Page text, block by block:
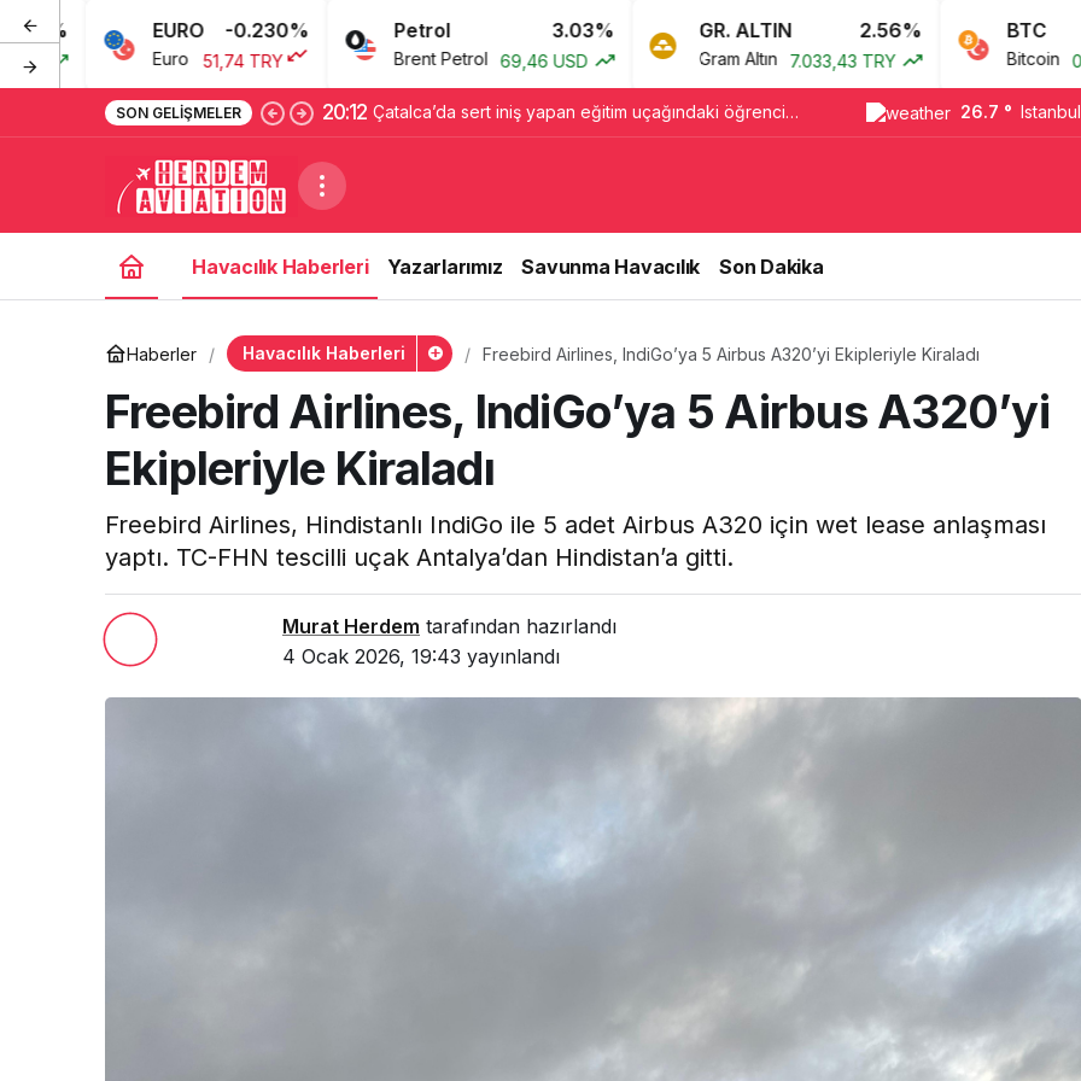
EURO -0.230%
Euro 51,74 TRY
Petrol 3.03%
Brent Petrol 69,46 USD
GR. ALTIN 2.56%
Gram Altın 7.033,43 TRY
BTC 0%
Bitcoin 0,00 TRY
SON GELIŞMELER 20:12 Çatalca’da sert iniş yapan eğitim uçağındaki öğrenci 26.7 ° Istanbul
Havacılık Haberleri Yazarlarımız Savunma Havacılık Son Dakika
Haberler Havacılık Haberleri Freebird Airlines, IndiGo’ya 5 Airbus A320’yi Ekipleriyle Kiraladı
Freebird Airlines, IndiGo’ya 5 Airbus A320’yi
Ekipleriyle Kiraladı
Freebird Airlines, Hindistanlı IndiGo ile 5 adet Airbus A320 için wet lease anlaşması
yaptı. TC-FHN tescilli uçak Antalya’dan Hindistan’a gitti.
Murat Herdem tarafından hazırlandı
4 Ocak 2026, 19:43 yayınlandı